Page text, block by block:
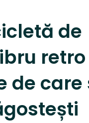
de
retro
de care